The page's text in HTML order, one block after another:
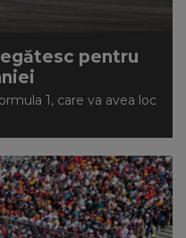
pentru
1, care va avea loc